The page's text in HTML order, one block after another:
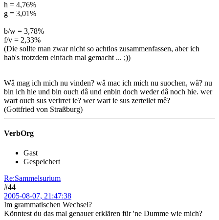
h = 4,76%
g = 3,01%
b/w = 3,78%
f/v = 2,33%
(Die sollte man zwar nicht so achtlos zusammenfassen, aber ich
hab's trotzdem einfach mal gemacht ... ;))
Wâ mag ich mich nu vinden? wâ mac ich mich nu suochen, wâ? nu
bin ich hie und bin ouch dâ und enbin doch weder dâ noch hie. wer
wart ouch sus verirret ie? wer wart ie sus zerteilet mê?
(Gottfried von Straßburg)
VerbOrg
Gast
Gespeichert
Re:Sammelsurium
#44
2005-08-07, 21:47:38
Im grammatischen Wechsel?
Könntest du das mal genauer erklären für 'ne Dumme wie mich?